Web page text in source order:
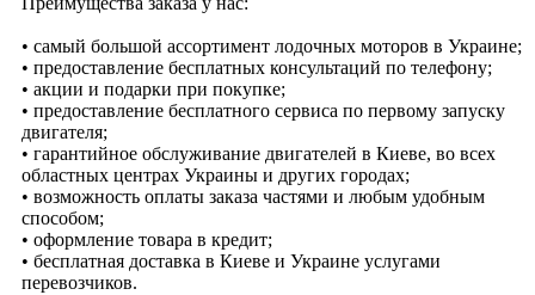
• самый большой ассортимент лодочных моторов в Украине;
• предоставление бесплатных консультаций по телефону;
• акции и подарки при покупке;
• предоставление бесплатного сервиса по первому запуску
двигателя;
• гарантийное обслуживание двигателей в Киеве, во всех
областных центрах Украины и других городах;
• возможность оплаты заказа частями и любым удобным
способом;
• оформление товара в кредит;
• бесплатная доставка в Киеве и Украине услугами
перевозчиков.